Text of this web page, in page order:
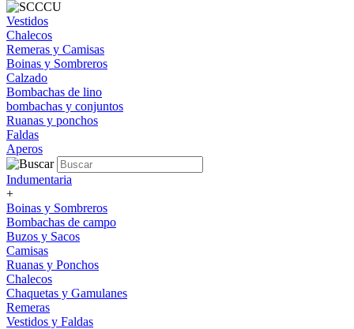
Vestidos
Chalecos
Remeras y Camisas
Boinas y Sombreros
Calzado
Bombachas de lino
bombachas y conjuntos
Ruanas y ponchos
Faldas
Aperos
Indumentaria
+
Boinas y Sombreros
Bombachas de campo
Buzos y Sacos
Camisas
Ruanas y Ponchos
Chalecos
Chaquetas y Gamulanes
Remeras
Vestidos y Faldas